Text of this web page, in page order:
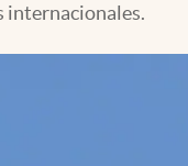
internacionales.